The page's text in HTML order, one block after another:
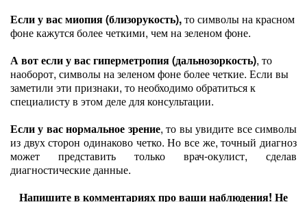
Если у вас миопия (близорукость),то символы на красном
фоне кажутся более четкими, чем на зеленом фоне.
А вот если у вас гиперметропия (дальнозоркость), то
наоборот, символы на зеленом фоне более четкие. Если вы
заметили эти признаки, то необходимо обратиться к
специалисту в этом деле для консультации.
Если у вас нормальное зрение, то вы увидите все символы
из двух сторон одинаково четко. Но все же, точный диагноз
может представить только врач-окулист, сделав
диагностические данные.
Напишите в комментариях про ваши наблюдения! Не